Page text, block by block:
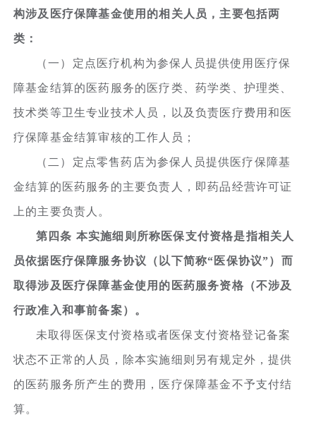
构涉及医疗保障基金使用的相关人员，主要包括两
类：
（一）定点医疗机构为参保人员提供使用医疗保
障基金结算的医药服务的医疗类、药学类、护理类、
技术类等卫生专业技术人员，以及负责医疗费用和医
疗保障基金结算审核的工作人员；
（二）定点零售药店为参保人员提供医疗保障基
金结算的医药服务的主要负责人，即药品经营许可证
上的主要负责人。
第四条 本实施细则所称医保支付资格是指相关人
员依据医疗保障服务协议（以下简称“医保协议”）而
取得涉及医疗保障基金使用的医药服务资格（不涉及
行政准入和事前备案）。
未取得医保支付资格或者医保支付资格登记备案
状态不正常的人员，除本实施细则另有规定外，提供
的医药服务所产生的费用，医疗保障基金不予支付结
算。